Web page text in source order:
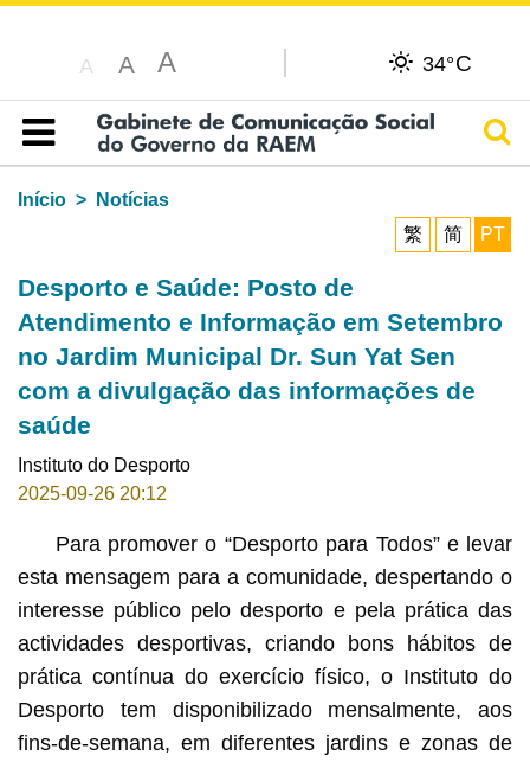
A A A 34°C
Índice
Início
Notícias
繁
简 PT
Desporto e Saúde: Posto de
Atendimento e Informação em Setembro
no Jardim Municipal Dr. Sun Yat Sen
com a divulgação das informações de
saúde
Instituto do Desporto
2025-09-26 20:12
Para promover o “Desporto para Todos” e levar
esta mensagem para a comunidade, despertando o
interesse público pelo desporto e pela prática das
actividades desportivas, criando bons hábitos de
prática contínua do exercício físico, o Instituto do
Desporto tem disponibilizado mensalmente, aos
fins-de-semana, em diferentes jardins e zonas de